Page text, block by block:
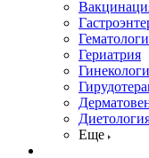
Гериатрия
Еще